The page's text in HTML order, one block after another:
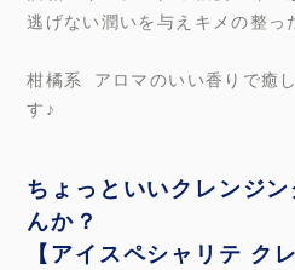
逃げない潤いを与えキメの整っ
柑橘系 アロマのいい香りで癒
す♪
ちょっといいクレンジ
んか？
【アイスペシャリテ ク